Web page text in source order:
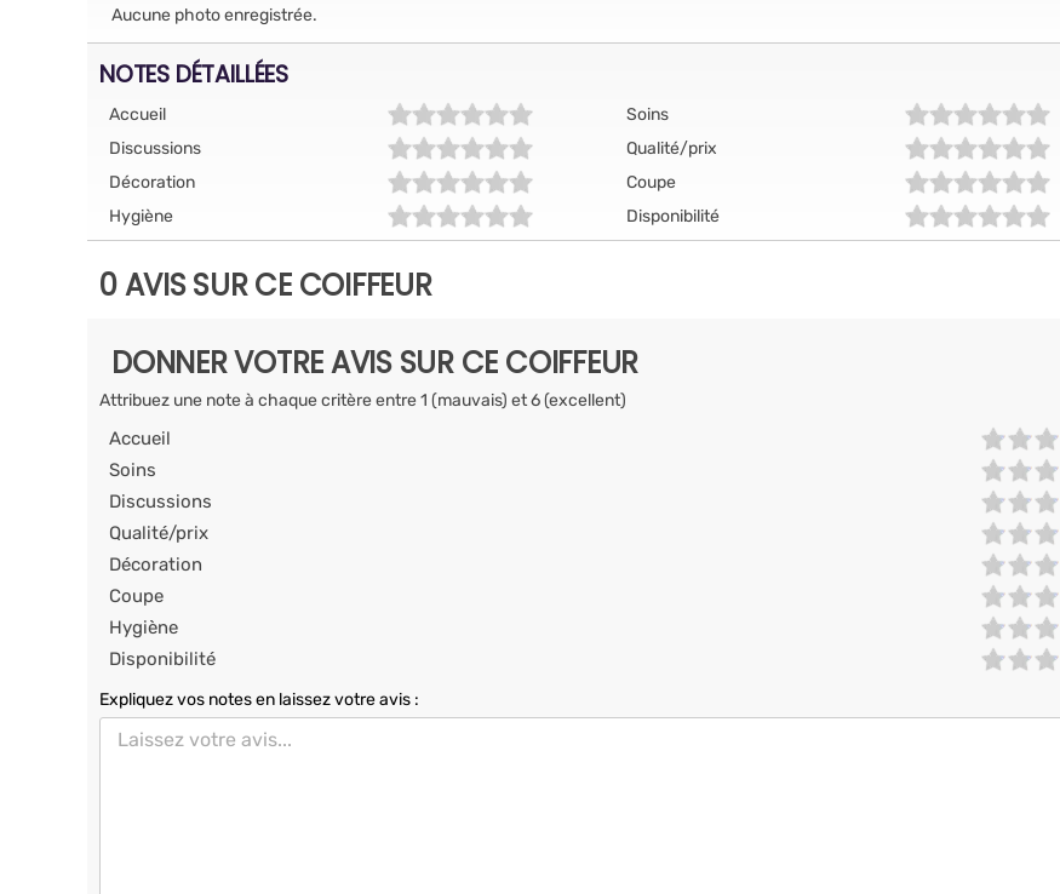
Aucune photo enregistrée.
NOTES DÉTAILLÉES
Accueil
Soins
Discussions
Qualité/prix
Décoration
Coupe
Hygiène
Disponibilité
0 AVIS SUR CE COIFFEUR
DONNER VOTRE AVIS SUR CE COIFFEUR
Attribuez une note à chaque critère entre 1 (mauvais) et 6 (excellent)
Accueil
Soins
Discussions
Qualité/prix
Décoration
Coupe
Hygiène
Disponibilité
Expliquez vos notes en laissez votre avis :